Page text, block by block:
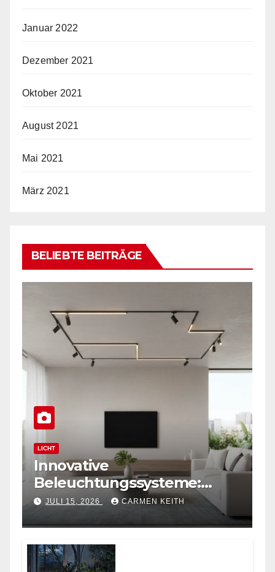
Januar 2022
Dezember 2021
Oktober 2021
August 2021
Mai 2021
März 2021
BELIEBTE BEITRÄGE
LICHT
Innovative
Beleuchtungssysteme:
Moderne magnetische
Schienensysteme für
JULI 15, 2026 CARMEN KEITH